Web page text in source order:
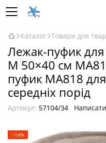
Каталог Товари для
Лежак-пуфик для
M 50×40 см
пуфик MA818
середніх порід
Артикул: 57104/34 Написати
−14%